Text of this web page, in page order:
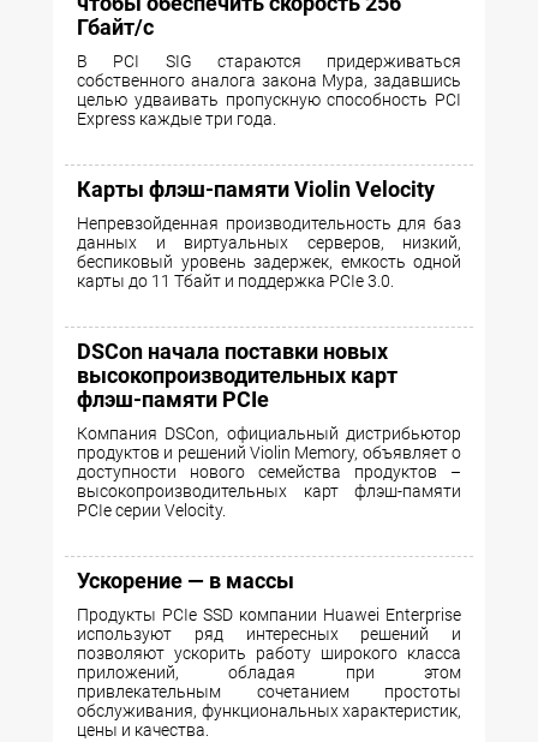
Гбайт/с
В PCI SIG стараются придерживаться
собственного аналога закона Мура, задавшись
целью удваивать пропускную способность PCI
Express каждые три года.
Карты флэш-памяти Violin Velocity
Непревзойденная производительность для баз
данных и виртуальных серверов, низкий,
беспиковый уровень задержек, емкость одной
карты до 11 Тбайт и поддержка PCIe 3.0.
DSCon начала поставки новых
высокопроизводительных карт
флэш-памяти PCIe
Компания DSCon, официальный дистрибьютор
продуктов и решений Violin Memory, объявляет о
доступности нового семейства продуктов –
высокопроизводительных карт флэш-памяти
PCIe серии Velocity.
Ускорение — в массы
Продукты PCIe SSD компании Huawei Enterprise
используют ряд интересных решений и
позволяют ускорить работу широкого класса
приложений, обладая при этом
привлекательным сочетанием простоты
обслуживания, функциональных характеристик,
цены и качества.